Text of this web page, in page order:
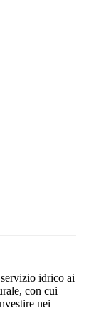
idrico ai
con cui
nei